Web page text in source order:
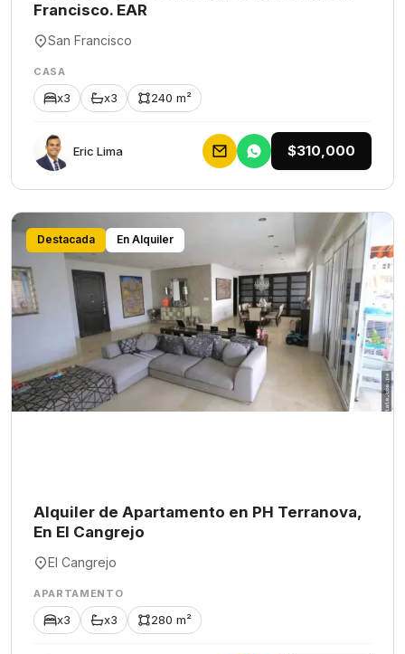
Francisco. EAR
San Francisco
CASA
x3 x3 240 m²
Eric Lima $310,000
Destacada En Alquiler
Alquiler de Apartamento en PH Terranova,
En El Cangrejo
El Cangrejo
APARTAMENTO
x3 x3 280 m²